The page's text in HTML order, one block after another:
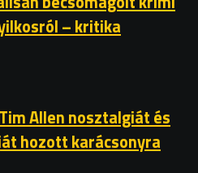
– kritika
Allen nosztalgiát és
hozott karácsonyra